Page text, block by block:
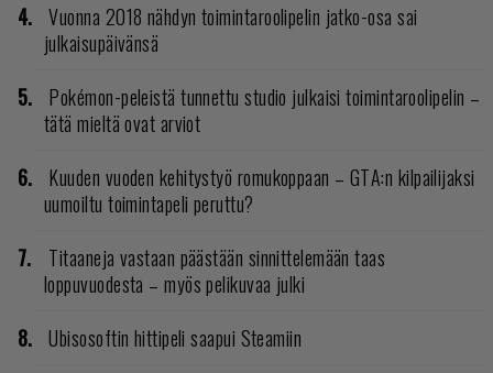
Vuonna 2018 nähdyn toimintaroolipelin jatko-osa sai
julkaisupäivänsä
Pokémon-peleistä tunnettu studio julkaisi toimintaroolipelin –
tätä mieltä ovat arviot
Kuuden vuoden kehitystyö romukoppaan – GTA:n kilpailijaksi
uumoiltu toimintapeli peruttu?
Titaaneja vastaan päästään sinnittelemään taas
loppuvuodesta – myös pelikuvaa julki
Ubisosoftin hittipeli saapui Steamiin